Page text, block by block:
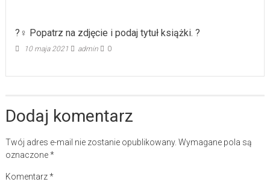
?️‍♀️ Popatrz na zdjęcie i podaj tytuł książki. ?
10 maja 2021 admin 0
Dodaj komentarz
Twój adres e-mail nie zostanie opublikowany. Wymagane pola są
oznaczone*
Komentarz*